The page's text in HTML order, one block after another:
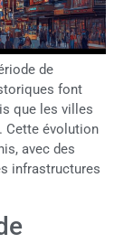
de
font
que les villes
Cette évolution
avec des
infrastructures